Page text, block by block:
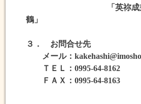
「英祢成兼」
鶴」
３． お問合せ先
メール：
ＴＥＬ：0995-64-8162
ＦＡＸ：0995-64-8163